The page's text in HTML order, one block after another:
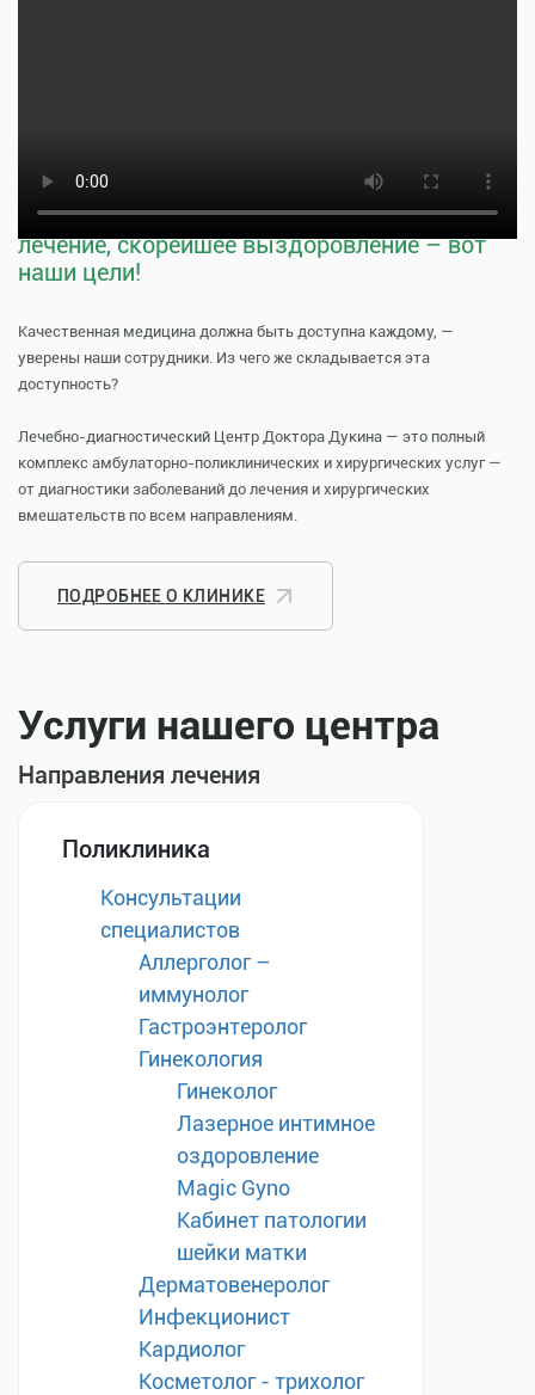
Тщательная профилактика, качественное
лечение, скорейшее выздоровление – вот
наши цели!
Качественная медицина должна быть доступна каждому, —
уверены наши сотрудники. Из чего же складывается эта
доступность?
Лечебно-диагностический Центр Доктора Дукина — это полный
комплекс амбулаторно-поликлинических и хирургических услуг —
от диагностики заболеваний до лечения и хирургических
вмешательств по всем направлениям.
ПОДРОБНЕЕ О КЛИНИКЕ
Услуги нашего центра
Направления лечения
Поликлиника
Консультации
специалистов
Аллерголог –
иммунолог
Гастроэнтеролог
Гинекология
Гинеколог
Лазерное интимное
оздоровление
Magic Gyno
Кабинет патологии
шейки матки
Дерматовенеролог
Инфекционист
Кардиолог
Косметолог - трихолог